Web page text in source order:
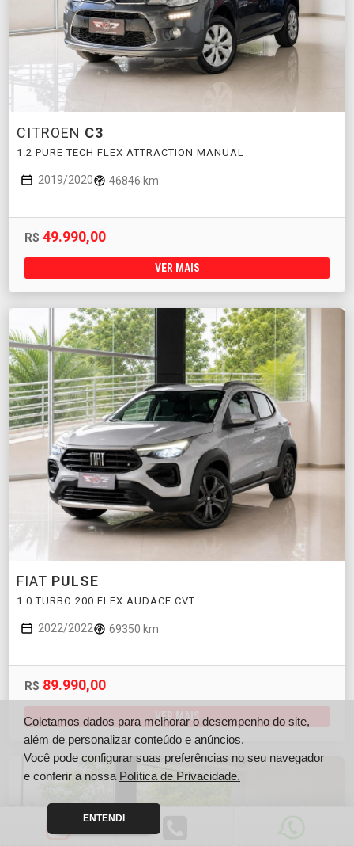
CITROEN C3
1.2 PURE TECH FLEX ATTRACTION MANUAL
2019/2020 46846 km
R$ 49.990,00
VER MAIS
FIAT PULSE
1.0 TURBO 200 FLEX AUDACE CVT
2022/2022 69350 km
R$ 89.990,00
VER MAIS
Coletamos dados para melhorar o desempenho do site,
além de personalizar conteúdo e anúncios.
Você pode configurar suas preferências no seu navegador
e conferir a nossa Política de Privacidade.
ENTENDI